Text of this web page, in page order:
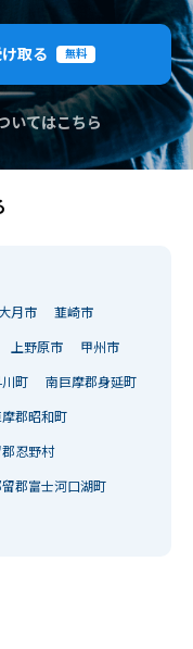
取る 無料
いてはこちら
大月市 韮崎市
上野原市 甲州市
町 南巨摩郡身延町
摩郡昭和町
忍野村
郡富士河口湖町